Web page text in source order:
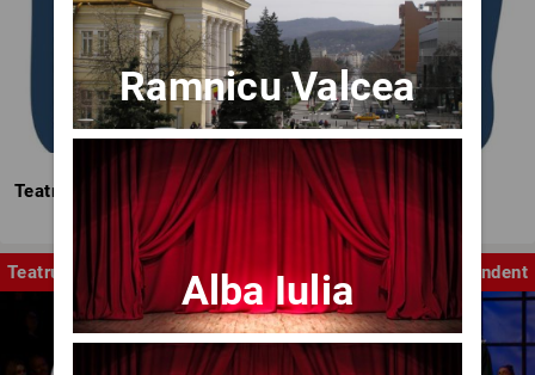
Teatrul Mic - Stagiunea 2025-2026
Teatru Independent
Ramnicu Valcea
Alba Iulia